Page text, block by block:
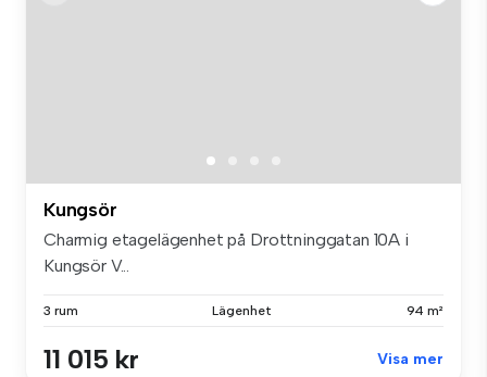
Kungsör
Charmig etagelägenhet på Drottninggatan 10A i
Kungsör V...
3 rum Lägenhet 94 m²
11 015 kr Visa mer